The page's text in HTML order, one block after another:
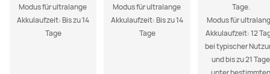
Modus für ultralange
Akkulaufzeit: Bis zu 14
Tage
Modus für ultralange
Akkulaufzeit: Bis zu 14
Tage
Tage.
Modus für
Akkulaufzeit: 12
bei typischer
und bis zu 21 Tage